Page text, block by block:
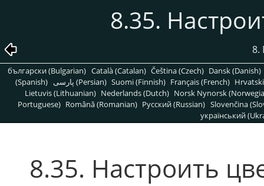
8.35.
български (Bulgarian) Català (Catalan) Čeština (Czech) Dansk (Danish)
(Spanish)
پارسی (Persian) Suomi (Finnish) Français (French)
Lietuvis (Lithuanian) Nederlands (Dutch) Norsk Nynorsk
Portuguese) Română (Romanian) Pусский (Russian) Slovenčina
український
8.35. Настроить